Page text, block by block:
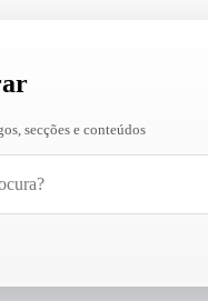
secções e conteúdos